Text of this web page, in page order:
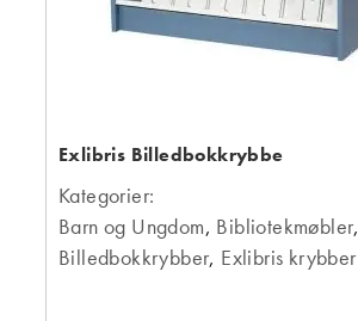
Exlibris Billedbokkrybbe
Kategorier:
Barn og Ungdom, Bibliotekmøbler,
Billedbokkrybber, Exlibris krybber